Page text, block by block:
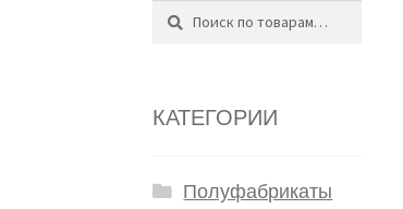
Искать:
Поиск
КАТЕГОРИИ
Полуфабрикаты